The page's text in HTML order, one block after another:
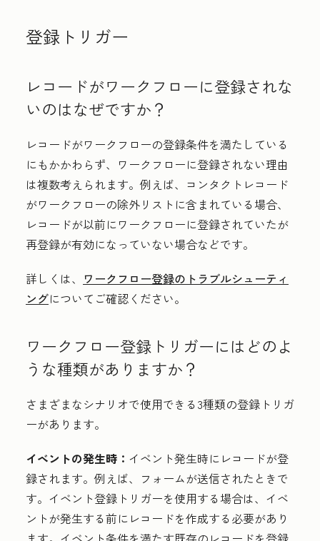
登録トリガー
レコードがワークフローに登録されな
いのはなぜですか？
レコードがワークフローの登録条件を満たしている
にもかかわらず、ワークフローに登録されない理由
は複数考えられます。例えば、コンタクトレコード
がワークフローの除外リストに含まれている場合、
レコードが以前にワークフローに登録されていたが
再登録が有効になっていない場合などです。
詳しくは、 ワークフロー登録のトラブルシューティ
ングについてご確認ください。
ワークフロー登録トリガーにはどのよ
うな種類がありますか？
さまざまなシナリオで使用できる3種類の登録トリガ
ーがあります。
イベントの発生時： イベント発生時にレコードが登
録されます。例えば、フォームが送信されたときで
す。イベント登録トリガーを使用する場合は、イベ
ントが発生する前にレコードを作成する必要があり